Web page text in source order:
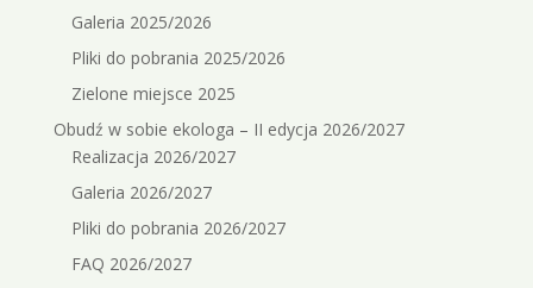
Galeria 2025/2026
Pliki do pobrania 2025/2026
Zielone miejsce 2025
Obudź w sobie ekologa – II edycja 2026/2027
Realizacja 2026/2027
Galeria 2026/2027
Pliki do pobrania 2026/2027
FAQ 2026/2027